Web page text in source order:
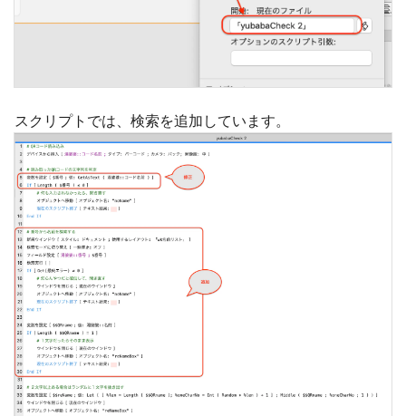
スクリプトでは、検索を追加しています。